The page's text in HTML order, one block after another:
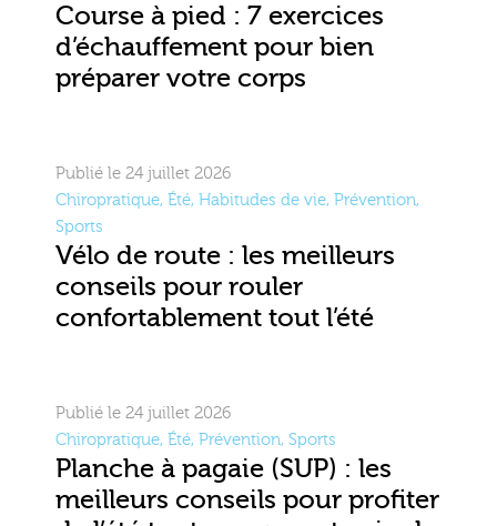
Course à pied : 7 exercices
d’échauffement pour bien
préparer votre corps
Publié le 24 juillet 2026
Chiropratique, Été, Habitudes de vie, Prévention,
Sports
Vélo de route : les meilleurs
conseils pour rouler
confortablement tout l’été
Publié le 24 juillet 2026
Chiropratique, Été, Prévention, Sports
Planche à pagaie (SUP) : les
meilleurs conseils pour profiter